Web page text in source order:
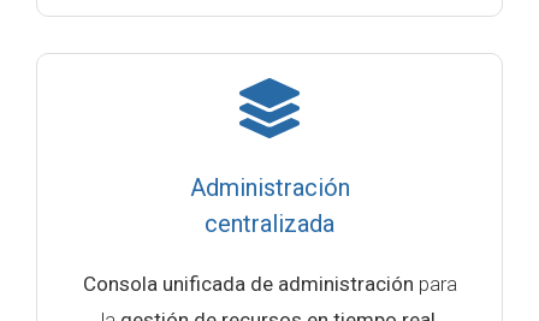
Administración
centralizada
Consola unificada de administración para